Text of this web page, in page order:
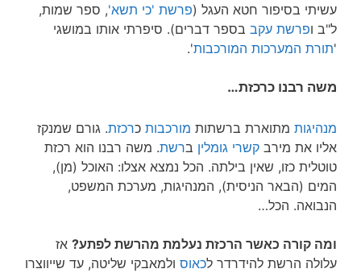
עשיתי בסיפור חטא העגל (פרשת 'כי תשא', ספר שמות,
ל"ב ופרשת עקב בספר דברים). סיפרתי אותו במושגי
'תורת המערכות המורכבות'.
משה רבנו כרכזת…
מנהיגות מתוארת ברשתות מורכבות כרכזת. גורם שמנקז
אליו את מירב קשרי גומלין ברשת. משה רבנו הוא רכזת
טוטלית כזו, שאין בילתה. הכל נמצא אצלו: האוכל (מן),
המים (הבאר הניסית), המנהיגות, מערכת המשפט,
הנבואה. הכל…
ומה קורה כאשר הרכזת נעלמת מהרשת לפתע? אז
עלולה הרשת להידרדר לכאוס ולמאבקי שליטה, עד שייווצרו